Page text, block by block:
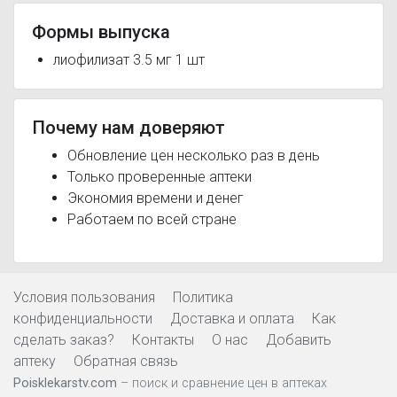
Формы выпуска
лиофилизат 3.5 мг 1 шт
Почему нам доверяют
Обновление цен несколько раз в день
Только проверенные аптеки
Экономия времени и денег
Работаем по всей стране
Условия пользования
Политика
конфиденциальности
Доставка и оплата
Как
сделать заказ?
Контакты О нас
Добавить
аптеку
Обратная связь
Poisklekarstv.com – поиск и сравнение цен в аптеках